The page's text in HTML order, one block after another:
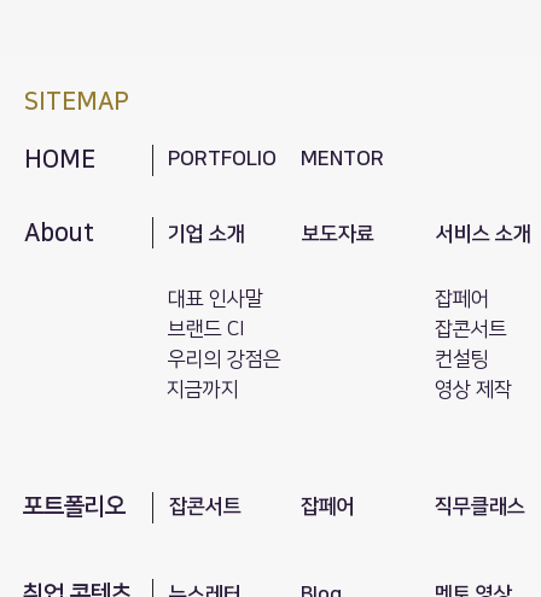
SITEMAP
HOME PORTFOLIO MENTOR
About 기업 소개 보도자료 서비스 소개
대표 인사말
브랜드 CI
​우리의 강점은
지금까지
잡페어
잡콘서트
컨설팅
영상 제작
포트폴리오 ​잡콘서트 잡페어 직무클래스